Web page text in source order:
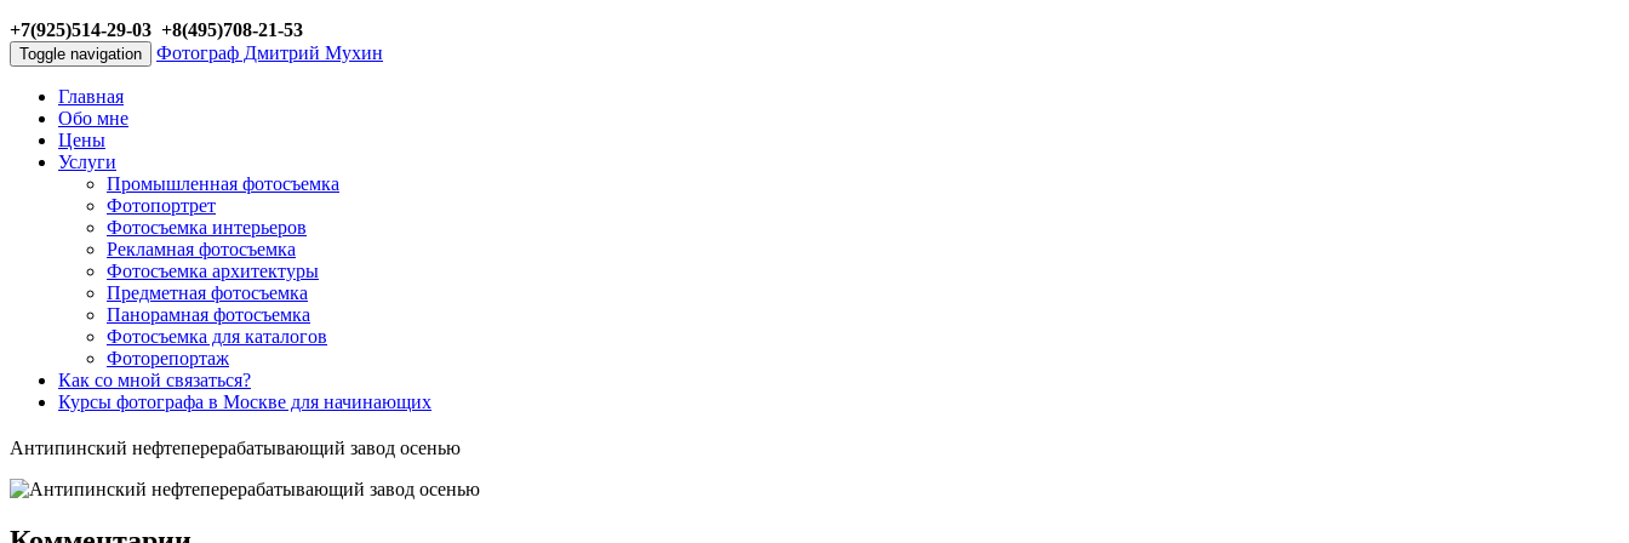
+7(925)514-29-03 +8(495)708-21-53
Toggle navigation Фотограф Дмитрий Мухин
Главная
Обо мне
Цены
Услуги
Промышленная фотосъемка
Фотопортрет
Фотосъемка интерьеров
Рекламная фотосъемка
Фотосъемка архитектуры
Предметная фотосъемка
Панорамная фотосъемка
Фотосъемка для каталогов
Фоторепортаж
Как со мной связаться?
Курсы фотографа в Москве для начинающих
Антипинский нефтеперерабатывающий завод осенью